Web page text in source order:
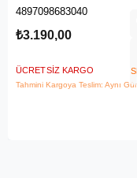
6 ROUTER
4897098683040
₺3.190,00
ÜCRETSIZ KARGO
Tahmini Kargoya Teslim: Aynı